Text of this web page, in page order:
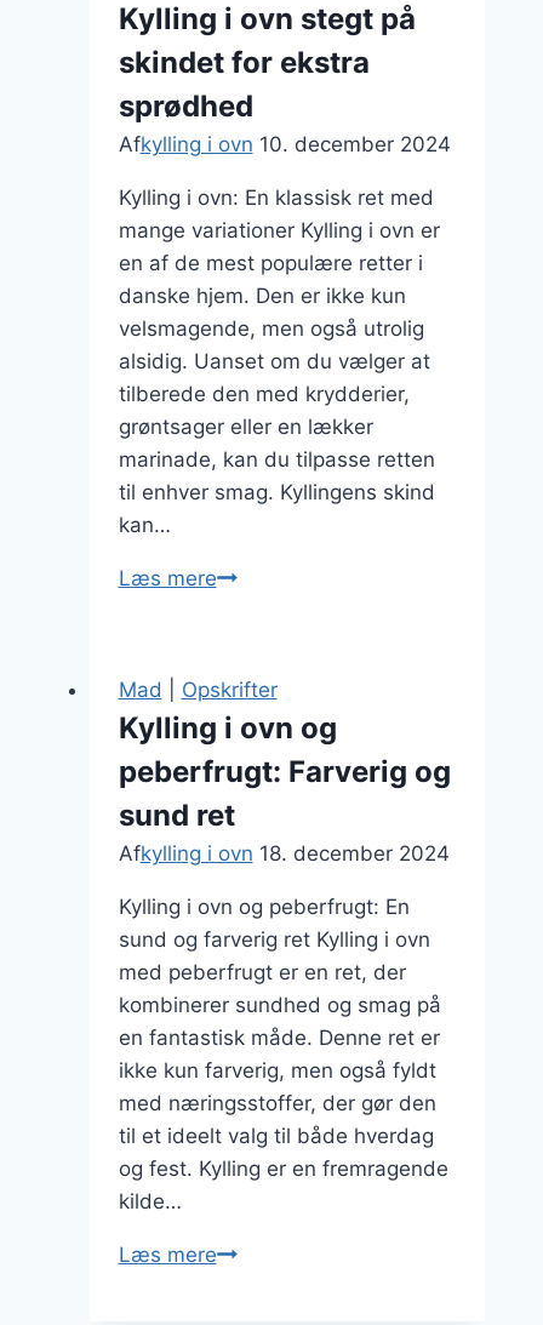
og
rosmarin
Kylling i ovn stegt på
skindet for ekstra
sprødhed
Afkylling i ovn 10. december 2024
Kylling i ovn: En klassisk ret med
mange variationer Kylling i ovn er
en af de mest populære retter i
danske hjem. Den er ikke kun
velsmagende, men også utrolig
alsidig. Uanset om du vælger at
tilberede den med krydderier,
grøntsager eller en lækker
marinade, kan du tilpasse retten
til enhver smag. Kyllingens skind
kan…
Læs mereKylling
stegt
skindet
for
ekstra
sprødhed
Mad Opskrifter
Kylling i ovn og
peberfrugt: Farverig og
sund ret
Afkylling i ovn 18. december 2024
Kylling i ovn og peberfrugt: En
sund og farverig ret Kylling i ovn
med peberfrugt er en ret, der
kombinerer sundhed og smag på
en fantastisk måde. Denne ret er
ikke kun farverig, men også fyldt
med næringsstoffer, der gør den
til et ideelt valg til både hverdag
og fest. Kylling er en fremragende
kilde…
Læs mereKylling